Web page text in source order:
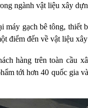
ngành vật liệu xây
máy gạch bê tông,
điểm đến về vật liệu
hàng trên toàn cầu
tới hơn 40 quốc gia